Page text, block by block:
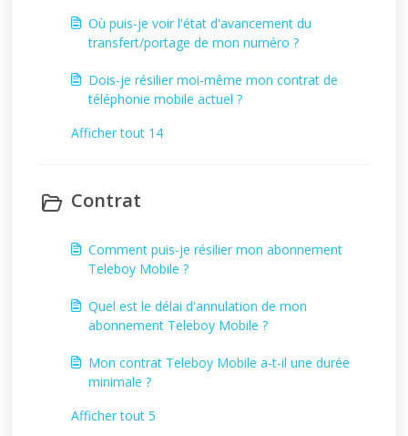
Où puis-je voir l'état d'avancement du
transfert/portage de mon numéro ?
Dois-je résilier moi-même mon contrat de
téléphonie mobile actuel ?
Afficher tout 14
Contrat
Comment puis-je résilier mon abonnement
Teleboy Mobile ?
Quel est le délai d'annulation de mon
abonnement Teleboy Mobile ?
Mon contrat Teleboy Mobile a-t-il une durée
minimale ?
Afficher tout 5